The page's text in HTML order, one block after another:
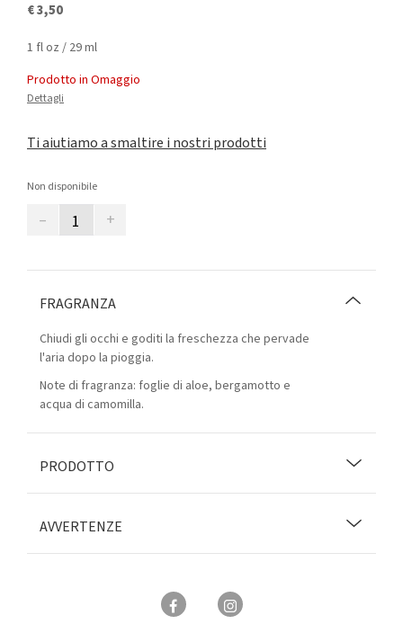
€ 3,50
1 fl oz / 29 ml
Prodotto in Omaggio
Dettagli
Ti aiutiamo a smaltire i nostri prodotti
Non disponibile
– +
FRAGRANZA
Chiudi gli occhi e goditi la freschezza che pervade
l'aria dopo la pioggia.
Note di fragranza: foglie di aloe, bergamotto e
acqua di camomilla.
PRODOTTO
AVVERTENZE